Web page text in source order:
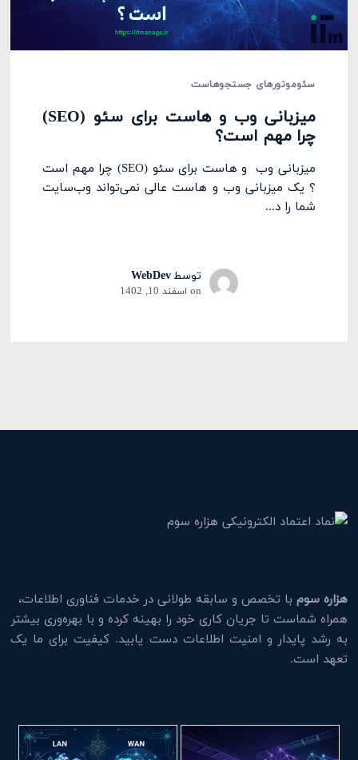
سئوموتورهای جستجوهاست
میزبانی وب و هاست برای سئو (SEO)
چرا مهم است؟
میزبانی وب و هاست برای سئو (SEO) چرا مهم است
؟ یک میزبانی وب و هاست عالی نمی‌تواند وب‌سایت
شما را د...
توسطWebDev
on اسفند 10, 1402
هزاره سوم با تخصص و سابقه طولانی در خدمات فناوری اطلاعات،
همراه شماست تا جریان کاری خود را بهینه کرده و با بهره‌وری بیشتر
به رشد پایدار و امنیت اطلاعات دست یابید. کیفیت برای ما یک
تعهد است.